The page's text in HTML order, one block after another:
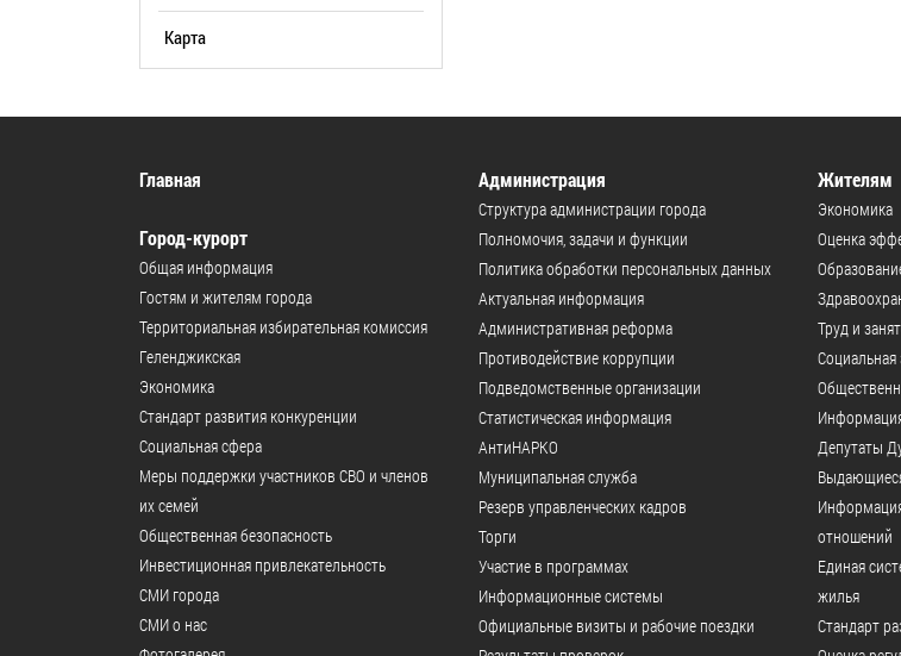
Карта
Главная
Город-курорт
Общая информация
Гостям и жителям города
Территориальная избирательная комиссия
Геленджикcкая
Экономика
Стандарт развития конкуренции
Социальная сфера
Меры поддержки участников СВО и членов
их семей
Общественная безопасность
Инвестиционная привлекательность
СМИ города
СМИ о нас
Администрация
Структура администрации города
Полномочия, задачи и функции
Политика обработки персональных данных
Актуальная информация
Административная реформа
Противодействие коррупции
Подведомственные организации
Статистическая информация
АнтиНАРКО
Муниципальная служба
Резерв управленческих кадров
Торги
Участие в программах
Информационные системы
Официальные визиты и рабочие поездки
Жителям
Экономика
Оценка
Труд и
Депутаты
отношений
Единая
жилья
Стандарт